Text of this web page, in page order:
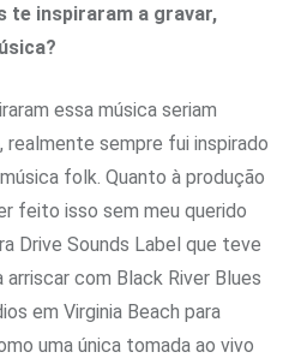
te inspiraram a gravar,
essa música seriam
realmente sempre fui inspirado
folk. Quanto à produção
feito isso sem meu querido
Drive Sounds Label que teve
com Black River Blues
em Virginia Beach para
uma única tomada ao vivo